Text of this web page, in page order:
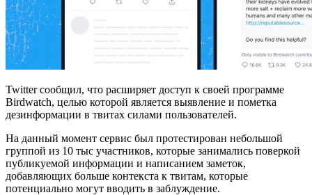
Twitter сообщил, что расширяет доступ к своей программе
Birdwatch, целью которой является выявление и пометка
дезинформации в твитах силами пользователей.
На данный момент сервис был протестирован небольшой
группой из 10 тыс участников, которые занимались поверкой
публикуемой информации и написанием заметок,
добавляющих больше контекста к твитам, которые
потенциально могут вводить в заблуждение.